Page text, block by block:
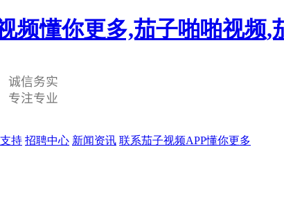
频懂你更多,茄子啪啪视频,
持 招聘中心 新闻资讯 联系茄子视频APP懂你更多